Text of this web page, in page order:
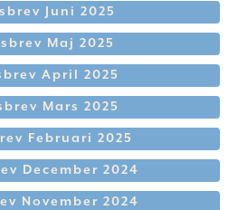
Juni 2025
Maj 2025
April 2025
Mars 2025
Februari 2025
December 2024
November 2024